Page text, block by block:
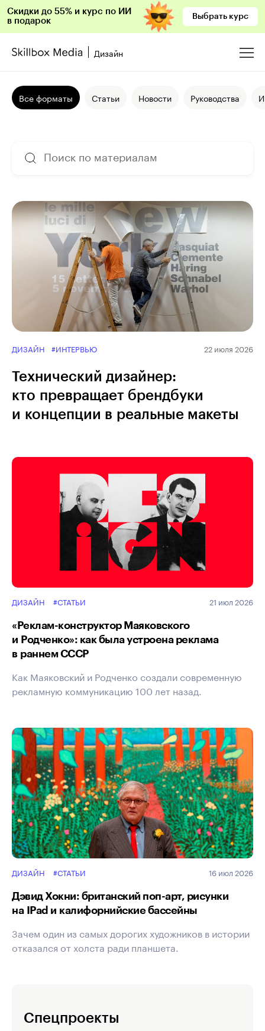
Скидки до 55% и курс по ИИ
в подарок
Выбрать курс
Дизайн
Все форматы Статьи Новости Руководства
ДИЗАЙН #ИНТЕРВЬЮ 22 июля 2026
Технический дизайнер:
кто превращает брендбуки
и концепции в реальные макеты
ДИЗАЙН #СТАТЬИ 21 июл 2026
«Реклам-конструктор Маяковского
и Родченко»: как была устроена реклама
в раннем СССР
Как Маяковский и Родченко создали современную
рекламную коммуникацию 100 лет назад.
ДИЗАЙН #СТАТЬИ 16 июл 2026
Дэвид Хокни: британский поп-арт, рисунки
на IPad и калифорнийские бассейны
Зачем один из самых дорогих художников в истории
отказался от холста ради планшета.
Спецпроекты